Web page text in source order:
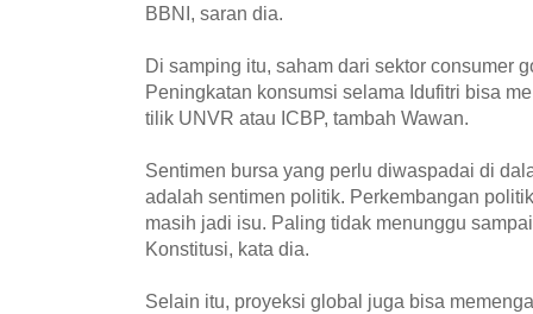
BBNI, saran dia.
Di samping itu, saham dari sektor consumer
Peningkatan konsumsi selama Idufitri bisa
tilik UNVR atau ICBP, tambah Wawan.
Sentimen bursa yang perlu diwaspadai di
adalah sentimen politik. Perkembangan
masih jadi isu. Paling tidak menunggu
Konstitusi, kata dia.
Selain itu, proyeksi global juga bisa